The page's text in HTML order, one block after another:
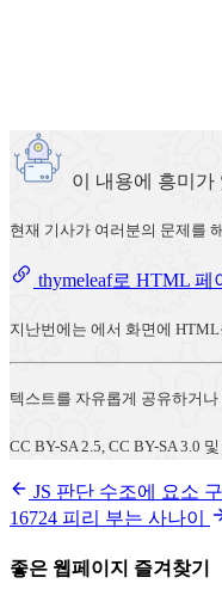
이 내용에 흥미가
현재 기사가 여러분의 문제를
thymeleaf로 HTML 페
지난번에는 에서 화면에
텍스트를 자유롭게 공유하거
CC BY-SA 2.5, CC BY-SA 3.0
JS 판단 수조에 요소
16724 피리 부는 사나이
좋은 웹페이지 즐겨찾기